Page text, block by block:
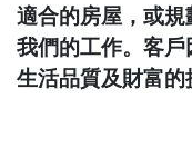
適合的房屋，或
我們的工作。客
生活品質及財富的